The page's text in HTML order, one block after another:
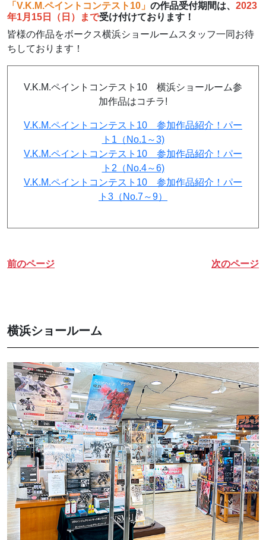
「V.K.M.ペイントコンテスト10」 の作品受付期間は、 2023
年1月15日（日）まで受け付けております！
皆様の作品をボークス横浜ショールームスタッフ一同お待
ちしております！
V.K.M.ペイントコンテスト10 横浜ショールーム参
加作品はコチラ!
V.K.M.ペイントコンテスト10 参加作品紹介！パー
ト1（No.1～3)
V.K.M.ペイントコンテスト10 参加作品紹介！パー
ト2（No.4～6)
V.K.M.ペイントコンテスト10 参加作品紹介！パー
ト3（No.7～9）
前のページ 次のページ
横浜ショールーム